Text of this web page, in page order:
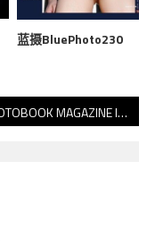
蓝摄BluePhoto230
NAI PHOTOBOOK MAGAZINE Issue 00